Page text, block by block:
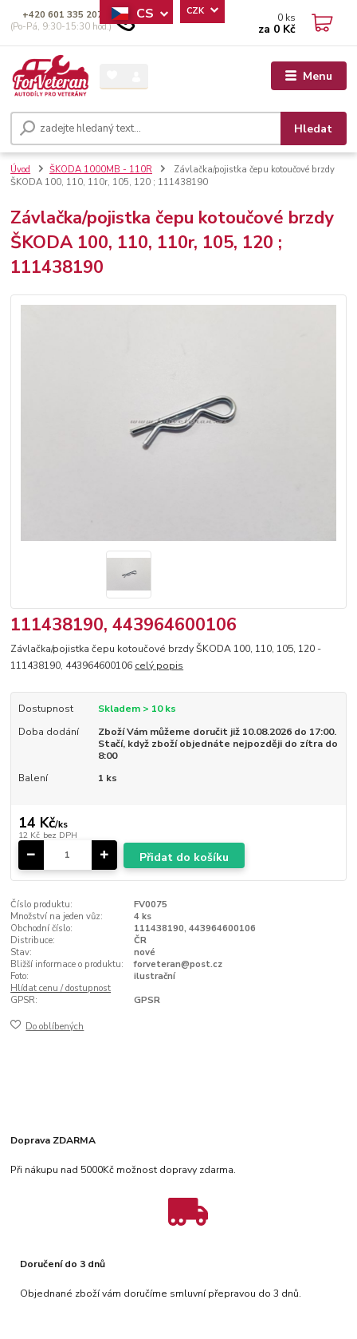
Menu
CS CZK
Hledat
+420 601 335 207
(Po-Pá, 9:30-15:30 hod.)
0 ks
za 0 Kč
Úvod ŠKODA 1000MB - 110R
Závlačka/pojistka čepu kotoučové brzdy
ŠKODA 100, 110, 110r, 105, 120 ; 111438190
Závlačka/pojistka čepu kotoučové brzdy
ŠKODA 100, 110, 110r, 105, 120 ;
111438190
111438190, 443964600106
Závlačka/pojistka čepu kotoučové brzdy ŠKODA 100, 110, 105, 120 -
111438190, 443964600106 celý popis
Dostupnost
Skladem > 10 ks
Doba dodání
Zboží Vám můžeme doručit již 10.08.2026 do 17:00.
Stačí, když zboží objednáte nejpozději do zítra do
8:00
Balení
1 ks
14 Kč/ks
12 Kč bez DPH
Přidat do košíku
Číslo produktu:
FV0075
Množství na jeden vůz:
4 ks
Obchodní číslo:
111438190, 443964600106
Distribuce:
ČR
Stav:
nové
Bližší informace o produktu:
forveteran@post.cz
Foto:
ilustrační
Hlídat cenu / dostupnost
GPSR:
GPSR
Do oblíbených
Doprava ZDARMA
Při nákupu nad 5000Kč možnost dopravy zdarma.
Doručení do 3 dnů
Objednané zboží vám doručíme smluvní přepravou do 3 dnů.